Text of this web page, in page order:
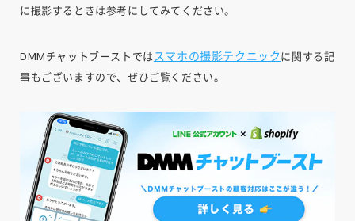
に撮影するときは参考にしてみてください。
DMMチャットブーストでは スマホの撮影テクニック に関する記
事もございますので、ぜひご覧ください。